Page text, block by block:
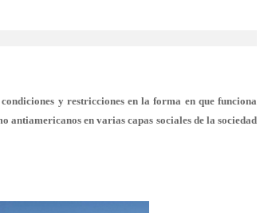
y restricciones en la forma en que funciona
antiamericanos en varias capas sociales de la sociedad